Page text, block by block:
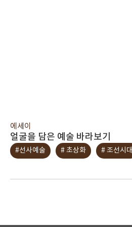
에세이
얼굴을 담은 예술 바라보기
#선사예술 # 초상화 # 조선시대